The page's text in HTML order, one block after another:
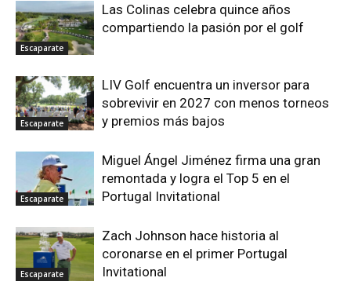
Escaparate
Las Colinas celebra quince años
compartiendo la pasión por el golf
Escaparate
LIV Golf encuentra un inversor para
sobrevivir en 2027 con menos torneos
y premios más bajos
Escaparate
Miguel Ángel Jiménez firma una gran
remontada y logra el Top 5 en el
Portugal Invitational
Escaparate
Zach Johnson hace historia al
coronarse en el primer Portugal
Invitational